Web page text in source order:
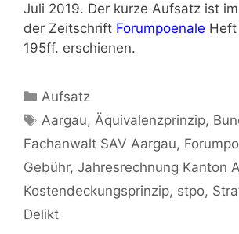
Juli 2019. Der kurze Aufsatz ist
der Zeitschrift Forumpoenale
195ff. erschienen.
Aufsatz
Aargau,Äquivalenzprinzip,
Fachanwalt SAV Aargau,
Gebühr, Jahresrechnung Kanton
Kostendeckungsprinzip, stpo,
Delikt